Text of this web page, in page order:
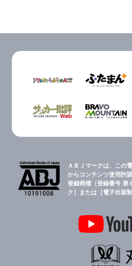
ＡＢＪマークは、この
からコンテンツ使用許
登録商標（登録番号 第
ク］または［電子出版